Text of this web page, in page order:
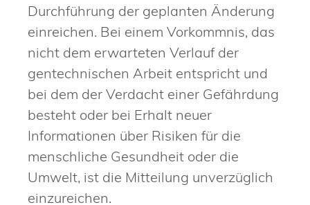
Durchführung der geplanten Änderung
einreichen. Bei einem Vorkommnis, das
nicht dem erwarteten Verlauf der
gentechnischen Arbeit entspricht und
bei dem der Verdacht einer Gefährdung
besteht oder bei Erhalt neuer
Informationen über Risiken für die
menschliche Gesundheit oder die
Umwelt, ist die Mitteilung unverzüglich
einzureichen.